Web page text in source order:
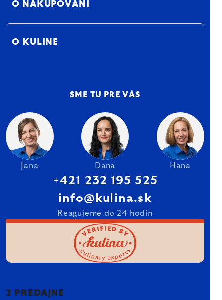
O NAKUPOVANÍ
O KULINE
SME TU PRE VÁS
Jana Dana Hana
+421 232 195 525
info@kulina.sk
Reagujeme do 24 hodín
2 PREDAJNE